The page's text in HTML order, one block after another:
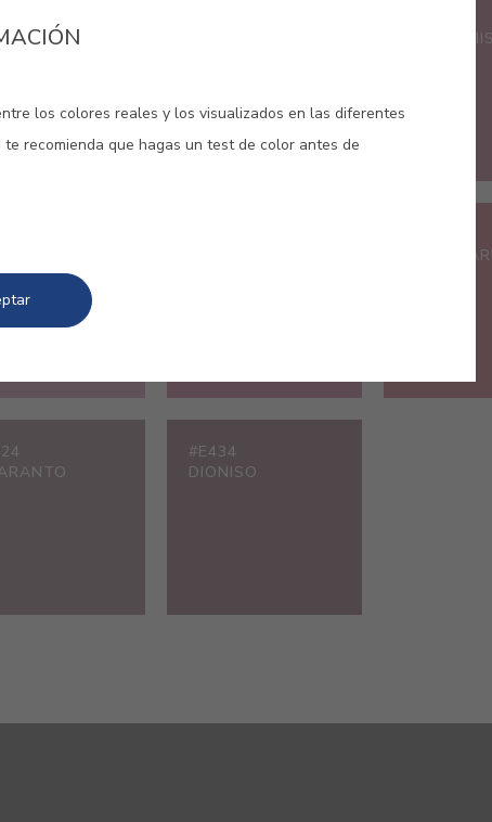
DULCE
ROSA
ROSA
#E434
DIONISO
los colores reales y los visualizados en las diferentes
recomienda que hagas un test de color antes de